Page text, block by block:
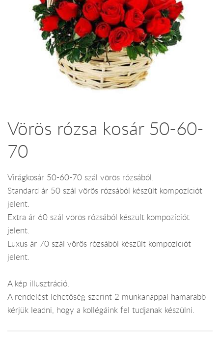
Vörös rózsa kosár 50-60-
70
Virágkosár 50-60-70 szál vörös rózsából.
Standard ár 50 szál vörös rózsából készült kompozíciót
jelent.
Extra ár 60 szál vörös rózsából készült kompozíciót
jelent.
Luxus ár 70 szál vörös rózsából készült kompozíciót
jelent.
A kép illusztráció.
A rendelést lehetőség szerint 2 munkanappal hamarabb
kérjük leadni, hogy a kollégáink fel tudjanak készülni.